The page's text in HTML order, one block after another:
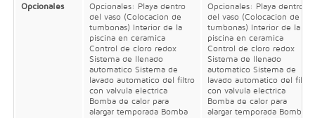
Opcionales
Opcionales: Playa dentro
del vaso (Colocacion de
tumbonas) Interior de la
piscina en ceramica
Control de cloro redox
Sistema de llenado
automatico Sistema de
lavado automatico del filtro
con valvula electrica
Bomba de calor para
alargar temporada Bomba
Opcionales: Playa dentro
del vaso (Colocacion de
tumbonas) Interior de la
piscina en ceramica
Control de cloro redox
Sistema de llenado
automatico Sistema de
lavado automatico del filtro
con valvula electrica
Bomba de calor para
alargar temporada Bomba